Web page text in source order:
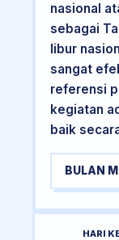
nasional
sebagai
libur
sangat
referensi
kegiatan
baik
BULAN
HARI